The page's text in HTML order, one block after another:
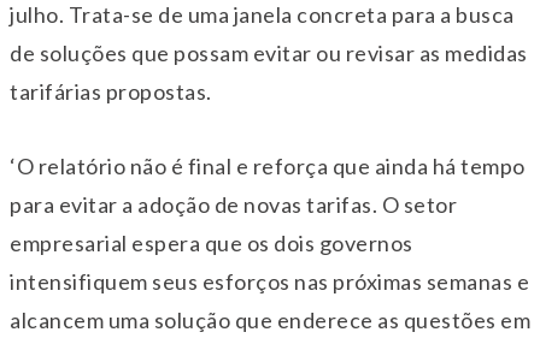
julho. Trata-se de uma janela concreta para a busca
de soluções que possam evitar ou revisar as medidas
tarifárias propostas.
‘O relatório não é final e reforça que ainda há tempo
para evitar a adoção de novas tarifas. O setor
empresarial espera que os dois governos
intensifiquem seus esforços nas próximas semanas e
alcancem uma solução que enderece as questões em